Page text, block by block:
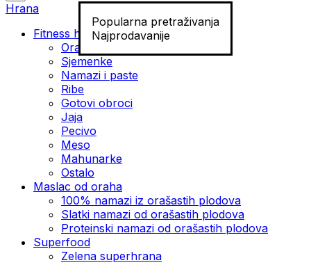
Popularna pretraživanja
Najprodavanije
Hrana
Fitness hrana
Orašasti plodovi
Sjemenke
Namazi i paste
Ribe
Gotovi obroci
Jaja
Pecivo
Meso
Mahunarke
Ostalo
Maslac od oraha
100% namazi iz orašastih plodova
Slatki namazi od orašastih plodova
Proteinski namazi od orašastih plodova
Superfood
Zelena superhrana